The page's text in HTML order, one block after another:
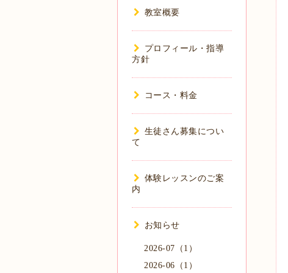
教室概要
プロフィール・指導
方針
コース・料金
生徒さん募集につい
て
体験レッスンのご案
内
お知らせ
2026-07（1）
2026-06（1）